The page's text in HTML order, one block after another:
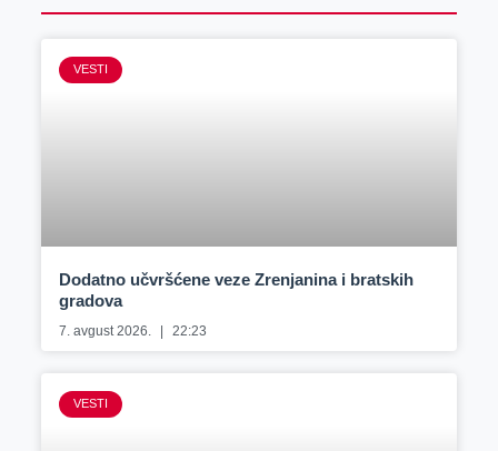
VESTI
Dodatno učvršćene veze Zrenjanina i bratskih
gradova
7. avgust 2026. 22:23
VESTI